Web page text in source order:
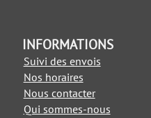
INFORMATIONS
Suivi des envois
Nos horaires
Nous contacter
Qui sommes-nous